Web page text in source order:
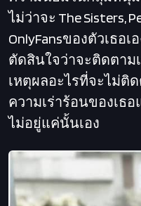
ไม่ว่าจะ The Sisters,
OnlyFansของตัวเธอ
ตัดสินใจว่าจะติดตาม
เหตุผลอะไรที่จะไม่ติ
ความเร่าร้อนของเธอ
ไม่อยู่แค่นั้นเอง